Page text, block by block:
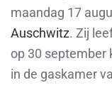
maandag 17
Auschwitz. Zij
op 30 september
in de gaskamer